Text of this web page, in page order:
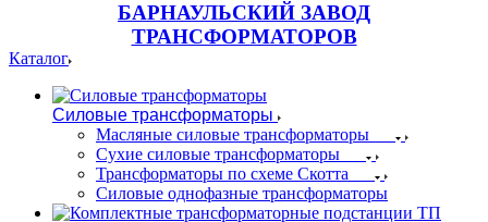
БАРНАУЛЬСКИЙ ЗАВОД
ТРАНСФОРМАТОРОВ
Каталог
Силовые трансформаторы
Масляные силовые трансформаторы
Сухие силовые трансформаторы
Трансформаторы по схеме Скотта
Силовые однофазные трансформаторы